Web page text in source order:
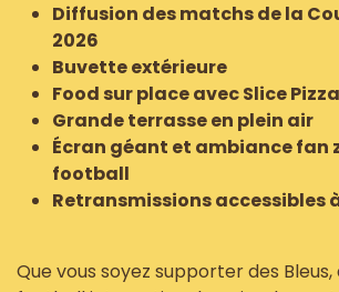
Diffusion des matchs de la
2026
Buvette extérieure
Food sur place avec Slice Pizza
Grande terrasse en plein air
Écran géant et ambiance fan
football
Retransmissions accessibles
Que vous soyez supporter des